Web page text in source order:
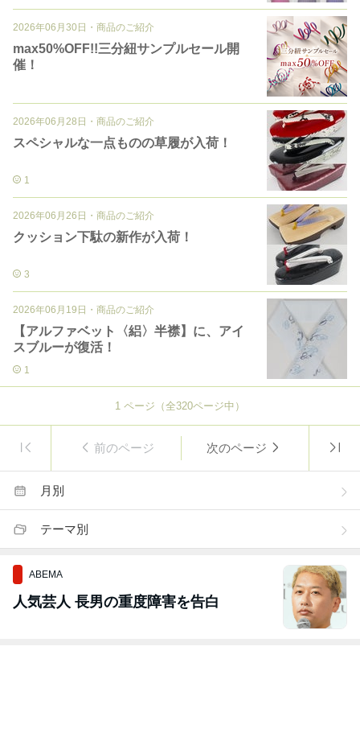
2026年06月30日 ・ 商品のご紹介
max50%OFF!!三分紐サンプルセール開
催！
2026年06月28日 ・ 商品のご紹介
スペシャルな一点ものの草履が入荷！
1
2026年06月26日 ・ 商品のご紹介
クッション下駄の新作が入荷！
3
2026年06月19日 ・ 商品のご紹介
【アルファベット〈絽〉半襟】に、アイ
スブルーが復活！
1
1 ページ（全320ページ中）
前のページ 次のページ
月別
テーマ別
ABEMA
人気芸人 長男の重度障害を告白